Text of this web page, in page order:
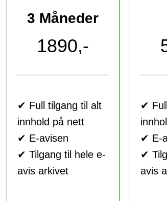
3 Måneder
1890,-
✔ Full tilgang til alt
innhold på nett
✔ E-avisen
✔ Tilgang til hele e-
avis arkivet
✔
✔ E-
✔
avis